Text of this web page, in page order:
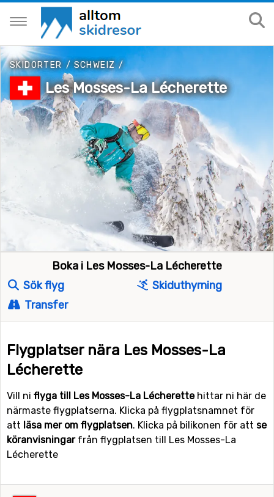
SKIDORTER /SCHWEIZ/
Les Mosses-La Lécherette
Boka i Les Mosses-La Lécherette
Sök flyg
Skiduthyrning
Transfer
Flygplatser nära Les Mosses-La
Lécherette
Vill ni flyga till Les Mosses-La Lécherettehittar ni här de
närmaste flygplatserna. Klicka på flygplatsnamnet för
att läsa mer om flygplatsen. Klicka på bilikonen för att se
köranvisningarfrån flygplatsen till Les Mosses-La
Lécherette